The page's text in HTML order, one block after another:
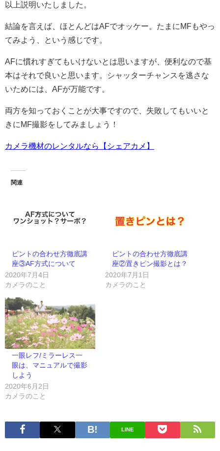
以上説明いたしました。
結論を言えば、ほとんどはAFでオッケー。たまにMFもやっ
てみよう、という感じです。
AFに慣れすぎてもいけないとは思いますが、便利なので基
本はそれで良いと思います。シャッターチャンスを逃さな
いためには、AFが万能です。
両方を知っておくことが大事ですので、失敗してもいいと
きにMF撮影をしてみましょう！
カメラ機材のレンタルなら【シェアカメ】
関連
ピントの合わせ方徹底講
座③AF方式について
2020年7月4日
カメラのこと
ピントの合わせ方徹底講
座②置きピン撮影とは？
2020年7月1日
カメラのこと
一眼レフ/ミラーレス一
眼は、マニュアルで撮影
しよう
2020年6月2日
カメラのこと
LINE